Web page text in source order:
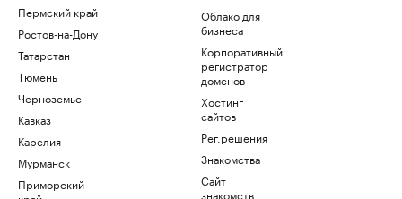
Пермский край
Ростов-на-Дону
Татарстан
Тюмень
Черноземье
Кавказ
Карелия
Мурманск
Приморский
Облако для
бизнеса
Корпоративный
регистратор
доменов
Хостинг
сайтов
Рег.решения
Знакомства
Сайт
знакомств